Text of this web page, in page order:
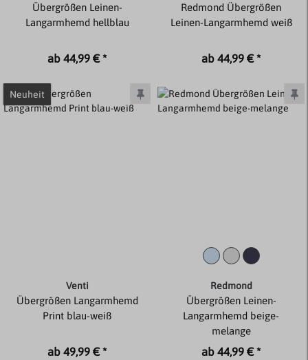
Übergrößen Leinen-
Langarmhemd hellblau
ab 44,99 € *
Redmond Übergrößen
Leinen-Langarmhemd weiß
ab 44,99 € *
Neuheit
Venti
Übergrößen Langarmhemd
Print blau-weiß
ab 49,99 € *
Redmond
Übergrößen Leinen-
Langarmhemd beige-
melange
ab 44,99 € *